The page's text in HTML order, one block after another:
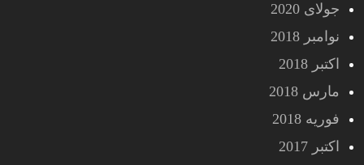
جولای 2020
نوامبر 2018
اکتبر 2018
مارس 2018
فوریه 2018
اکتبر 2017